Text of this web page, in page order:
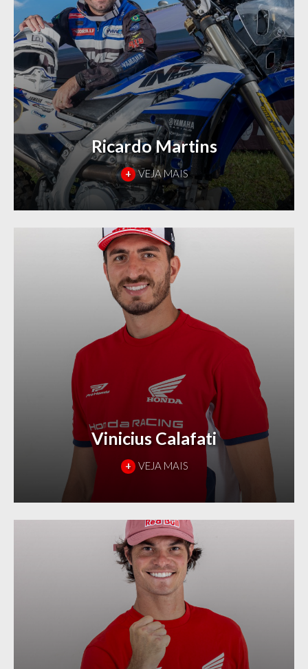
Ricardo Martins
+ VEJA MAIS
Vinicius Calafati
+ VEJA MAIS